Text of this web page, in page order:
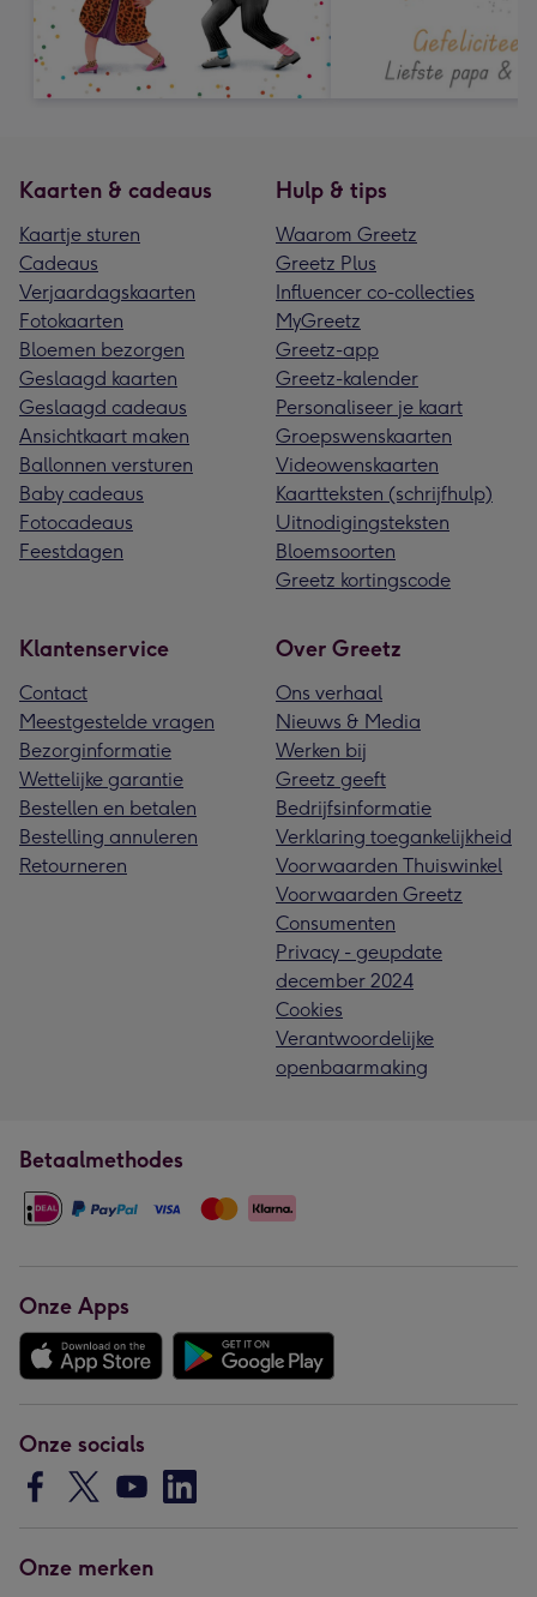
Kaarten & cadeaus
Kaartje sturen
Cadeaus
Verjaardagskaarten
Fotokaarten
Bloemen bezorgen
Geslaagd kaarten
Geslaagd cadeaus
Ansichtkaart maken
Ballonnen versturen
Baby cadeaus
Fotocadeaus
Feestdagen
Hulp & tips
Waarom Greetz
Greetz Plus
Influencer co-collecties
MyGreetz
Greetz-app
Greetz-kalender
Personaliseer je kaart
Groepswenskaarten
Videowenskaarten
Kaartteksten (schrijfhulp)
Uitnodigingsteksten
Bloemsoorten
Greetz kortingscode
Klantenservice
Contact
Meestgestelde vragen
Bezorginformatie
Wettelijke garantie
Bestellen en betalen
Bestelling annuleren
Retourneren
Over Greetz
Ons verhaal
Nieuws & Media
Werken bij
Greetz geeft
Bedrijfsinformatie
Verklaring toegankelijkheid
Voorwaarden Thuiswinkel
Voorwaarden Greetz
Consumenten
Privacy - geupdate
december 2024
Cookies
Verantwoordelijke
openbaarmaking
Betaalmethodes
Onze Apps
Onze socials
Onze merken